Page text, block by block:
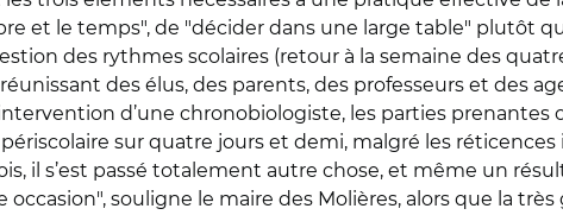
et le temps", de "décider dans une large table" plutôt
des rythmes scolaires (retour à la semaine des
des élus, des parents, des professeurs et des
d’une chronobiologiste, les parties
sur quatre jours et demi, malgré les
il s’est passé totalement autre chose, et même un
occasion", souligne le maire des Molières, alors que la